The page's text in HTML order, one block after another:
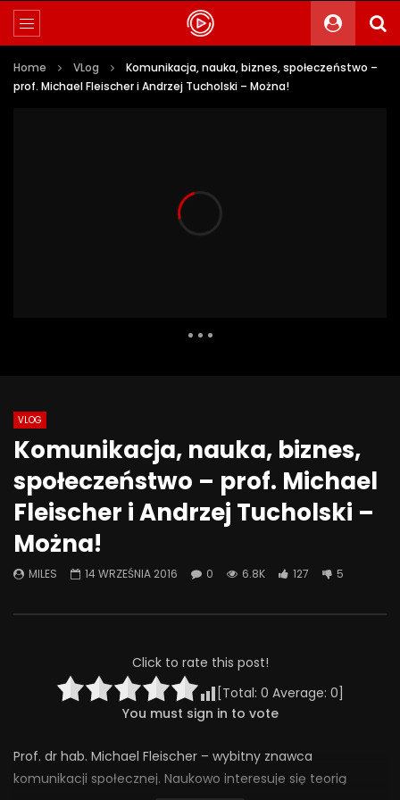
Home VLog
Komunikacja, nauka, biznes, społeczeństwo –
prof. Michael Fleischer i Andrzej Tucholski – Można!
Porozumienie Bez Przemocy
22 MARCA 2025
0
0.9K 74 0
Od czego zależą
Indywidualne i
determinanty
uczenia się
VLOG
Komunikacja, nauka, biznes,
społeczeństwo – prof. Michael
Fleischer i Andrzej Tucholski –
Można!
MILES 14 WRZEŚNIA 2016 0 6.8K 127 5
Click to rate this post!
[Total: 0 Average: 0]
You must sign in to vote
Prof. dr hab. Michael Fleischer – wybitny znawca
komunikacji społecznej. Naukowo interesuje się teorią